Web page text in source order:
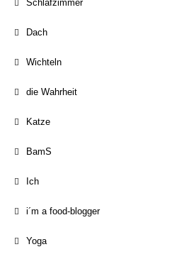
Schlafzimmer
Dach
Wichteln
die Wahrheit
Katze
BamS
Ich
i´m a food-blogger
Yoga